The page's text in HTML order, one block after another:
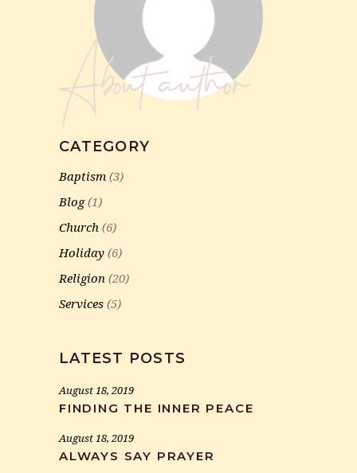
About author
CATEGORY
Baptism (3)
Blog(1)
Church (6)
Holiday (6)
Religion (20)
Services (5)
LATEST POSTS
August 18, 2019
FINDING THE INNER PEACE
August 18, 2019
ALWAYS SAY PRAYER